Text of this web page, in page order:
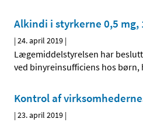
Alkindi i styrkerne 0,5
|24. april 2019 |
Lægemiddelstyrelsen har
ved binyreinsufficiens hos
Kontrol af
|23. april 2019 |